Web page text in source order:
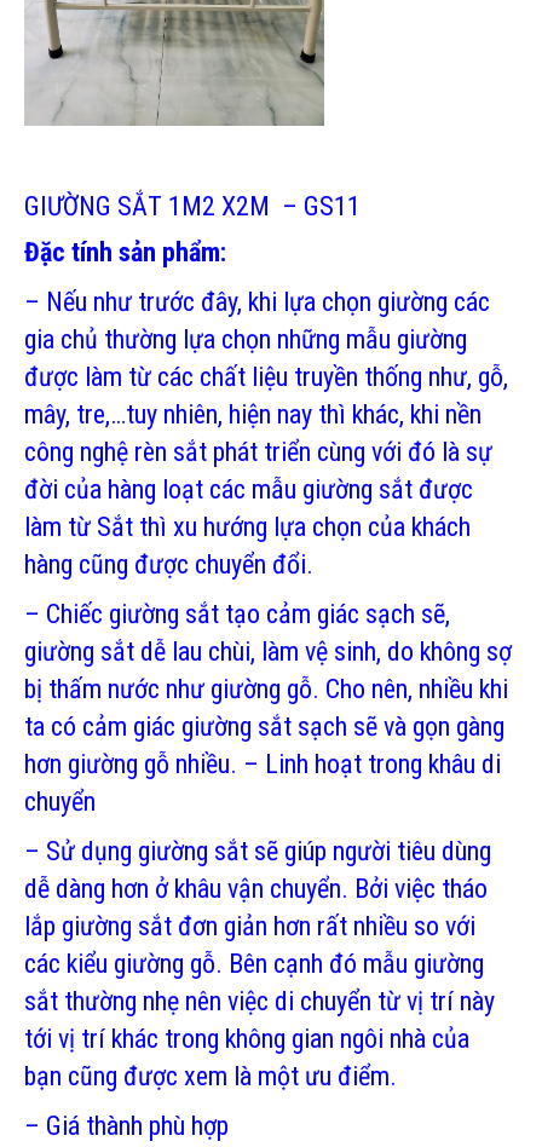
GIƯỜNG SẮT 1M2 X2M – GS11
Đặc tính sản phẩm:
– Nếu như trước đây, khi lựa chọn giường các
gia chủ thường lựa chọn những mẫu giường
được làm từ các chất liệu truyền thống như, gỗ,
mây, tre,…tuy nhiên, hiện nay thì khác, khi nền
công nghệ rèn sắt phát triển cùng với đó là sự
đời của hàng loạt các mẫu giường sắt được
làm từ Sắt thì xu hướng lựa chọn của khách
hàng cũng được chuyển đổi.
– Chiếc giường sắt tạo cảm giác sạch sẽ,
giường sắt dễ lau chùi, làm vệ sinh, do không sợ
bị thấm nước như giường gỗ. Cho nên, nhiều khi
ta có cảm giác giường sắt sạch sẽ và gọn gàng
hơn giường gỗ nhiều. – Linh hoạt trong khâu di
chuyển
– Sử dụng giường sắt sẽ giúp người tiêu dùng
dễ dàng hơn ở khâu vận chuyển. Bởi việc tháo
lắp giường sắt đơn giản hơn rất nhiều so với
các kiểu giường gỗ. Bên cạnh đó mẫu giường
sắt thường nhẹ nên việc di chuyển từ vị trí này
tới vị trí khác trong không gian ngôi nhà của
bạn cũng được xem là một ưu điểm.
– Giá thành phù hợp